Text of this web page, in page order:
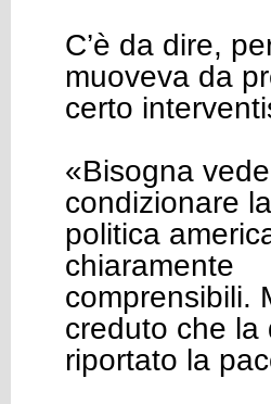
C’è da dire,
muoveva da
certo
«Bisogna
condizionare la
politica
chiaramente
comprensibili.
creduto che la
riportato la